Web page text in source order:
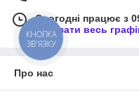
Сьогодні працює з
Показати весь
Про нас
КНОПКА
ЗВ'ЯЗКУ